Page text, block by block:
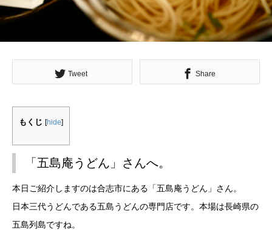
Tweet Share
もくじ [hide]
「五島庵うどん」さんへ。
本日ご紹介しますのは合志市にある「五島庵うどん」さん。
日本三代うどんである五島うどんの専門店です。本場は長崎県の
五島列島ですね。